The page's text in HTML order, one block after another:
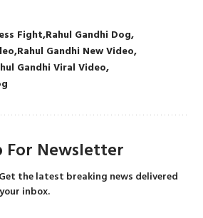
Fight Rahul Gandhi Dog
Rahul Gandhi New Video
Gandhi Viral Video
For Newsletter
the latest breaking news delivered
inbox.